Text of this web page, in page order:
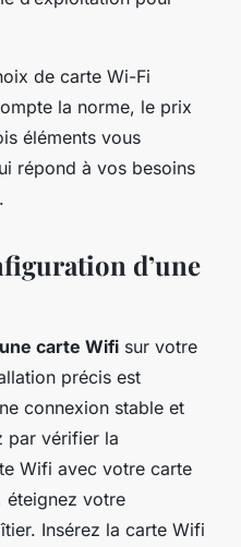
de carte Wi-Fi
la norme, le prix
éléments vous
répond à vos besoins
d’une
carte Wifi sur votre
précis est
connexion stable et
par vérifier la
Wifi avec votre carte
éteignez votre
Insérez la carte Wifi